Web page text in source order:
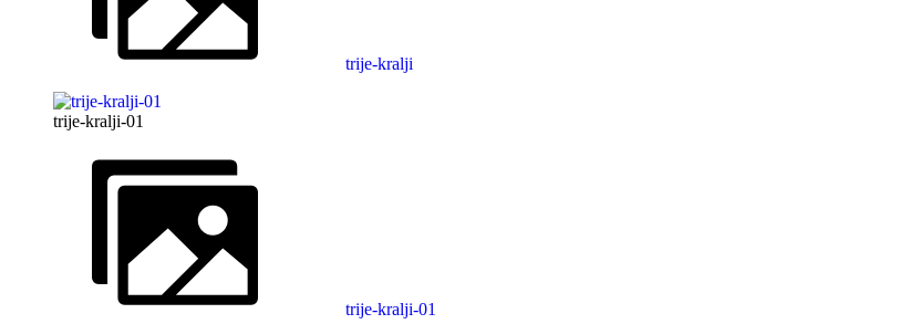
trije-kralji
trije-kralji-01
trije-kralji-01